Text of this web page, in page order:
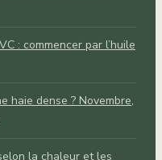
: commencer par l’huile
haie dense ? Novembre,
la chaleur et les